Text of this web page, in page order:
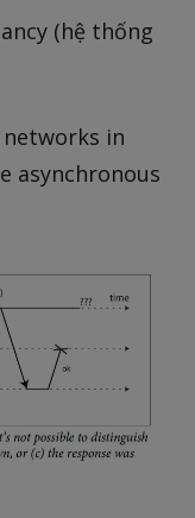
(hệ thống
in
asynchronous